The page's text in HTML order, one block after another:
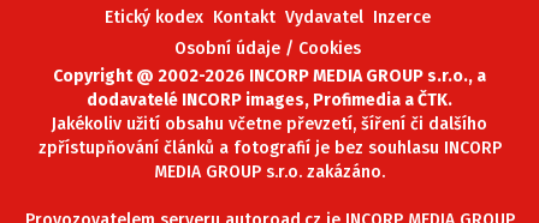
Etický kodex Kontakt Vydavatel Inzerce
Osobní údaje / Cookies
Copyright @ 2002-2026 INCORP MEDIA GROUP s.r.o., a
dodavatelé INCORP images, Profimedia a ČTK.
Jakékoliv užití obsahu včetne převzetí, šíření či dalšího
zpřístupňování článků a fotografií je bez souhlasu INCORP
MEDIA GROUP s.r.o. zakázáno.